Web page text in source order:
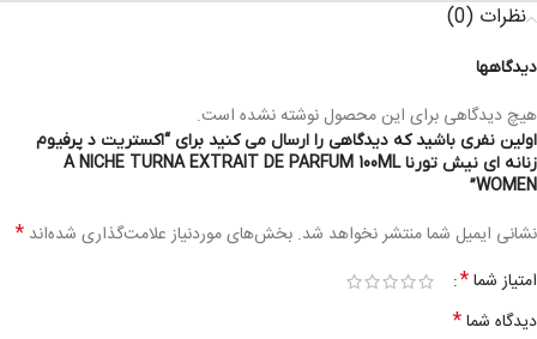
نظرات (0)
دیدگاهها
هیچ دیدگاهی برای این محصول نوشته نشده است.
اولین نفری باشید که دیدگاهی را ارسال می کنید برای “اکستریت د پرفیوم
زنانه ای نیش تورنا A NICHE TURNA EXTRAIT DE PARFUM 100ML
WOMEN”
نشانی ایمیل شما منتشر نخواهد شد. بخش‌های موردنیاز علامت‌گذاری شده‌اند *
امتیاز شما*
دیدگاه شما*